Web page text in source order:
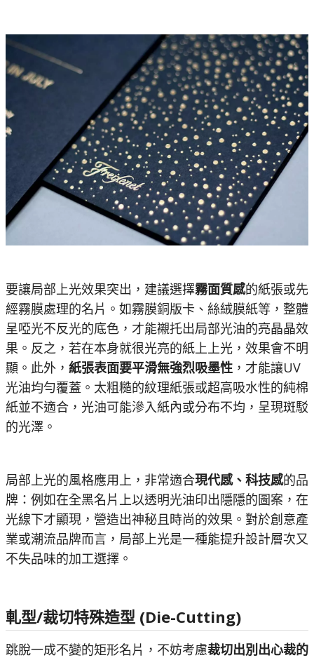
要讓局部上光效果突出，建議選擇霧面質感的紙張或先
經霧膜處理的名片。如霧膜銅版卡、絲絨膜紙等，整體
呈啞光不反光的底色，才能襯托出局部光油的亮晶晶效
果​。反之，若在本身就很光亮的紙上上光，效果會不明
顯。此外， 紙張表面要平滑無強烈吸墨性 ，才能讓UV
光油均勻覆蓋。太粗糙的紋理紙張或超高吸水性的純棉
紙並不適合，光油可能滲入紙內或分布不均，呈現斑駁
的光澤。
局部上光的風格應用上，非常適合現代感、科技感的品
牌：例如在全黑名片上以透明光油印出隱隱的圖案，在
光線下才顯現，營造出神秘且時尚的效果。對於創意產
業或潮流品牌而言，局部上光是一種能提升設計層次又
不失品味的加工選擇。
軋型/裁切特殊造型 (Die-Cutting)
跳脫一成不變的矩形名片，不妨考慮裁切出別出心裁的